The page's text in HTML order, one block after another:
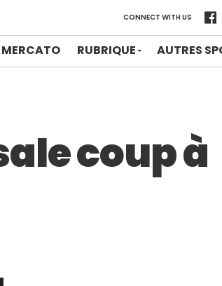
CONNECT WITH US
MERCATO RUBRIQUE AUTRES
coup à